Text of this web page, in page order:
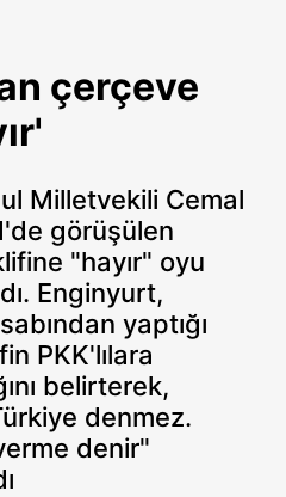
çerçeve
Milletvekili Cemal
görüşülen
"hayır" oyu
Enginyurt,
yaptığı
PKK'lılara
belirterek,
denmez.
denir"